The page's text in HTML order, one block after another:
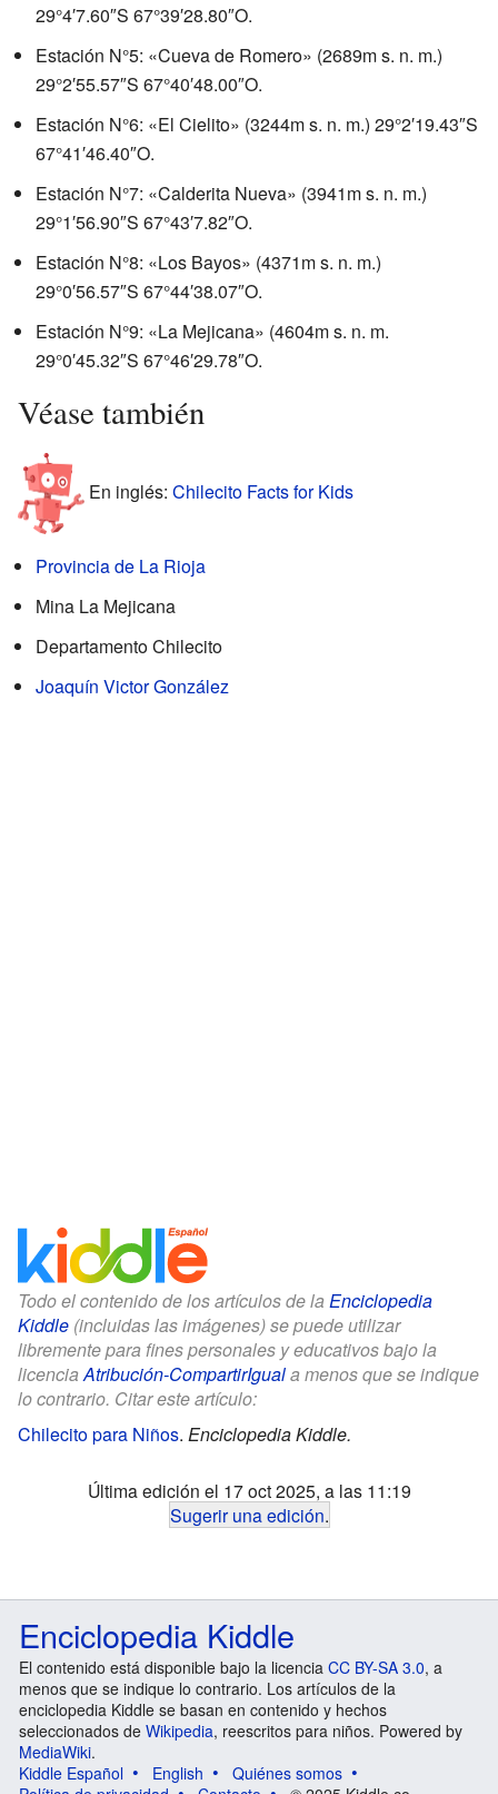
29°4′7.60″S 67°39′28.80″O.
Estación N°5: «Cueva de Romero» (2689m s. n. m.)
29°2′55.57″S 67°40′48.00″O.
Estación N°6: «El Cielito» (3244m s. n. m.) 29°2′19.43″S
67°41′46.40″O.
Estación N°7: «Calderita Nueva» (3941m s. n. m.)
29°1′56.90″S 67°43′7.82″O.
Estación N°8: «Los Bayos» (4371m s. n. m.)
29°0′56.57″S 67°44′38.07″O.
Estación N°9: «La Mejicana» (4604m s. n. m.
29°0′45.32″S 67°46′29.78″O.
Véase también
En inglés: Chilecito Facts for Kids
Provincia de La Rioja
Mina La Mejicana
Departamento Chilecito
Joaquín Victor González
Todo el contenido de los artículos de la Enciclopedia
Kiddle (incluidas las imágenes) se puede utilizar
libremente para fines personales y educativos bajo la
licenciaAtribución-CompartirIguala menos que se indique
lo contrario. Citar este artículo:
Chilecito para Niños. Enciclopedia Kiddle.
Última edición el 17 oct 2025, a las 11:19
Sugerir una edición.
Enciclopedia Kiddle
El contenido está disponible bajo la licencia CC BY-SA 3.0, a
menos que se indique lo contrario. Los artículos de la
enciclopedia Kiddle se basan en contenido y hechos
seleccionados de Wikipedia, reescritos para niños. Powered by
MediaWiki.
Kiddle Español
English
Quiénes somos